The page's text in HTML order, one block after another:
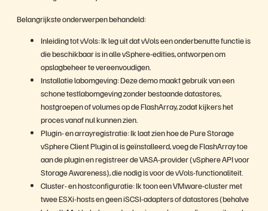
V
i
d
e
Belangrijkste onderwerpen behandeld:
Inleiding tot vVols: Ik leg uit dat vVols een onderbenutte functie is
die beschikbaar is in alle vSphere-edities, ontworpen om
opslagbeheer te vereenvoudigen.
Installatie labomgeving: Deze demo maakt gebruik van een
schone testlabomgeving zonder bestaande datastores,
hostgroepen of volumes op de FlashArray, zodat kijkers het
proces vanaf nul kunnen zien.
Plugin- en arrayregistratie: Ik laat zien hoe de Pure Storage
vSphere Client Plugin al is geïnstalleerd, voeg de FlashArray toe
aan de plugin en registreer de VASA-provider (vSphere API voor
Storage Awareness), die nodig is voor de vVols-functionaliteit.
Cluster- en hostconfiguratie: Ik toon een VMware-cluster met
twee ESXi-hosts en geen iSCSI-adapters of datastores (behalve